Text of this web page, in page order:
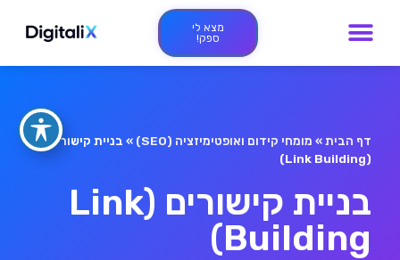
מצא לי
ספק!
דף הבית» מומחי קידום ואופטימיזציה (SEO) » בניית קישורים
(Link Building)
בניית קישורים (Link
Building)